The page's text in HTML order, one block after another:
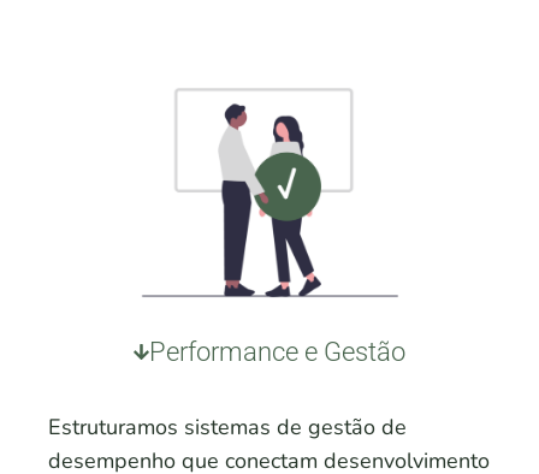
Performance e Gestão
Estruturamos sistemas de gestão de
desempenho que conectam desenvolvimento